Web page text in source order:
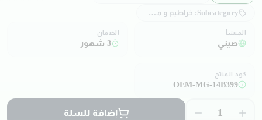
Subcategory: خراطيم و مواسير تبريد
المنشأ
صيني
الضمان
3 شهور
كود المنتج
OEM-MG-14B399
1 إضافة للسلة